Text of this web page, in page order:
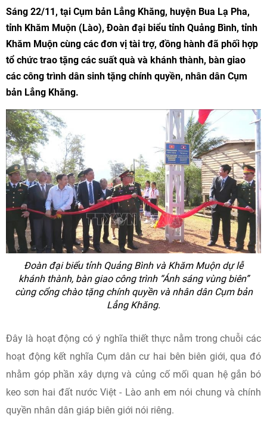
Sáng 22/11, tại Cụm bản Lẳng Khăng, huyện Bua Lạ Pha,
tỉnh Khăm Muộn (Lào), Đoàn đại biểu tỉnh Quảng Bình, tỉnh
Khăm Muộn cùng các đơn vị tài trợ, đồng hành đã phối hợp
tổ chức trao tặng các suất quà và khánh thành, bàn giao
các công trình dân sinh tặng chính quyền, nhân dân Cụm
bản Lẳng Khăng.
Đoàn đại biểu tỉnh Quảng Bình và Khăm Muộn dự lễ
khánh thành, bàn giao công trình “Ánh sáng vùng biên”
cùng cổng chào tặng chính quyền và nhân dân Cụm bản
Lẳng Khăng.
Đây là hoạt động có ý nghĩa thiết thực nằm trong chuỗi các
hoạt động kết nghĩa Cụm dân cư hai bên biên giới, qua đó
nhằm góp phần xây dựng và củng cố mối quan hệ gắn bó
keo sơn hai đất nước Việt - Lào anh em nói chung và chính
quyền nhân dân giáp biên giới nói riêng.